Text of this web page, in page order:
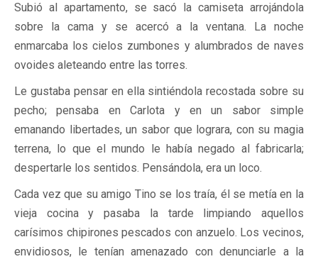
Subió al apartamento, se sacó la camiseta arrojándola
sobre la cama y se acercó a la ventana. La noche
enmarcaba los cielos zumbones y alumbrados de naves
ovoides aleteando entre las torres.
Le gustaba pensar en ella sintiéndola recostada sobre su
pecho; pensaba en Carlota y en un sabor simple
emanando libertades, un sabor que lograra, con su magia
terrena, lo que el mundo le había negado al fabricarla;
despertarle los sentidos. Pensándola, era un loco.
Cada vez que su amigo Tino se los traía, él se metía en la
vieja cocina y pasaba la tarde limpiando aquellos
carísimos chipirones pescados con anzuelo. Los vecinos,
envidiosos, le tenían amenazado con denunciarle a la